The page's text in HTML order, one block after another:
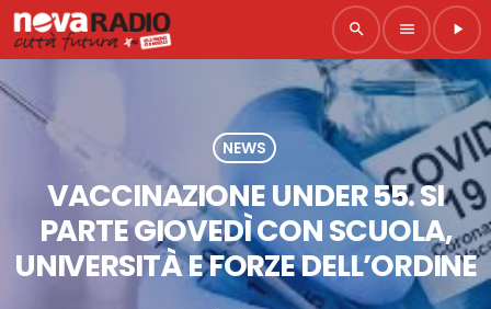
search menu play_arrow
NEWS
VACCINAZIONE UNDER 55. SI
PARTE GIOVEDÌ CON SCUOLA,
UNIVERSITÀ E FORZE DELL’ORDINE